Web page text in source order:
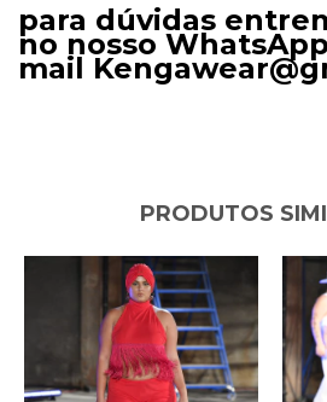
para dúvidas
no nosso
mail
PRODUTOS